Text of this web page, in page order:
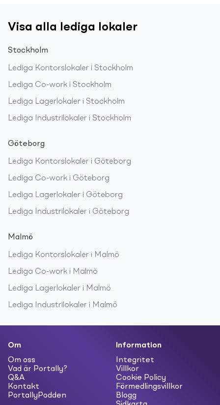
Visa alla lediga lokaler
Stockholm
Lediga Kontorslokaler i Stockholm
Lediga Co-work i Stockholm
Lediga Lagerlokaler i Stockholm
Lediga Industrilokaler i Stockholm
Göteborg
Lediga Kontorslokaler i Göteborg
Lediga Co-work i Göteborg
Lediga Lagerlokaler i Göteborg
Lediga Industrilokaler i Göteborg
Malmö
Lediga Kontorslokaler i Malmö
Lediga Co-work i Malmö
Lediga Lagerlokaler i Malmö
Lediga Industrilokaler i Malmö
Om
Om oss
Vad är Portally?
Q&A
Kontakt
PortallyPodden
Information
Integritet
Villkor
Cookie Policy
Förmedlingsvillkor
Blogg